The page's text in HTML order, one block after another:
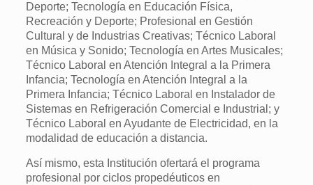
Deporte; Tecnología en Educación Física,
Recreación y Deporte; Profesional en Gestión
Cultural y de Industrias Creativas; Técnico Laboral
en Música y Sonido; Tecnología en Artes Musicales;
Técnico Laboral en Atención Integral a la Primera
Infancia; Tecnología en Atención Integral a la
Primera Infancia; Técnico Laboral en Instalador de
Sistemas en Refrigeración Comercial e Industrial; y
Técnico Laboral en Ayudante de Electricidad, en la
modalidad de educación a distancia.
Así mismo, esta Institución ofertará el programa
profesional por ciclos propedéuticos en